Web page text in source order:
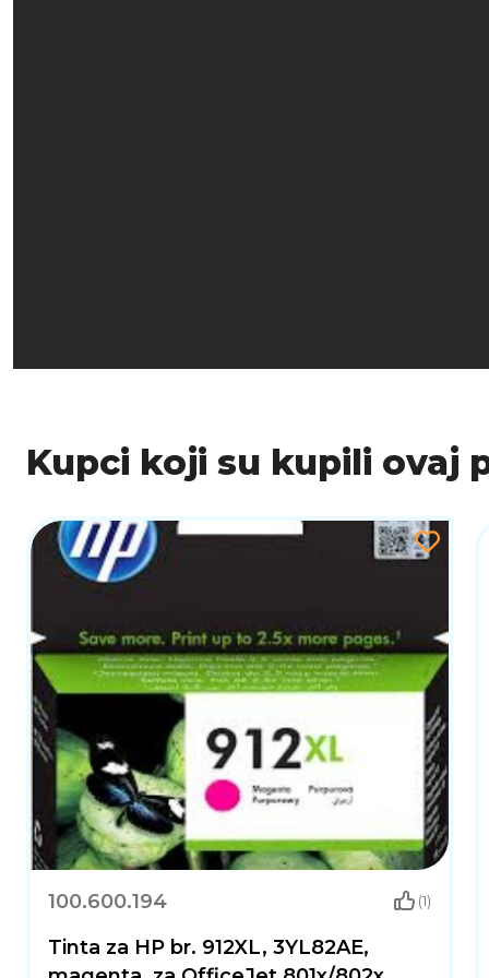
Kupci koji su kupili ovaj
100.600.194 (1)
Tinta za HP br. 912XL, 3YL82AE,